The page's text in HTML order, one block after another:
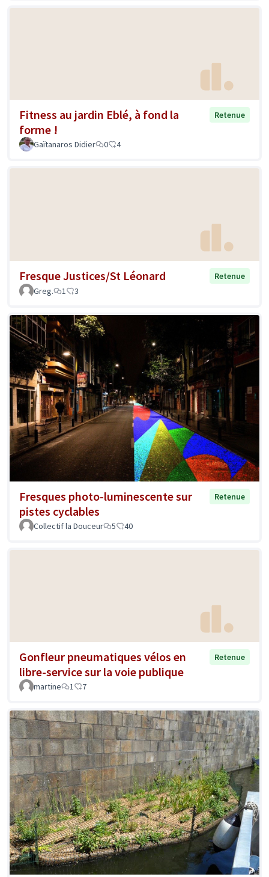
Fitness au jardin Eblé, à fond la
forme !
Retenue
Gaïtanaros Didier 0 4
Fresque Justices/St Léonard
Retenue
Greg.
1 3
Fresques photo-luminescente sur
pistes cyclables
Retenue
Collectif la Douceur 5 40
Gonfleur pneumatiques vélos en
libre-service sur la voie publique
Retenue
martine 1 7